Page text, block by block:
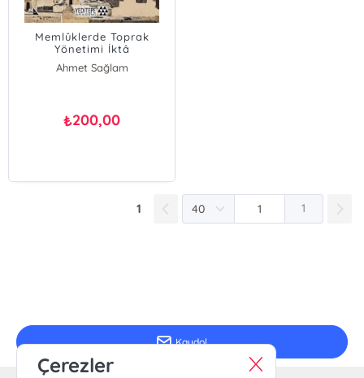
Memlûklerde Toprak
Yönetimi İktâ
Ahmet Sağlam
₺200,00
1 1
Kaydol
Çerezler